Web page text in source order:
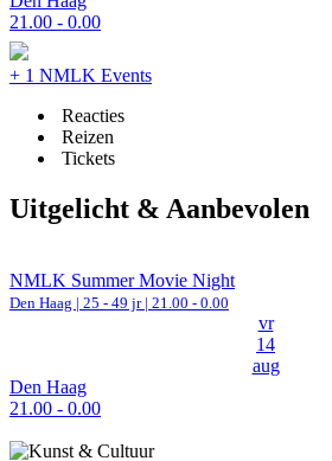
21.00 - 0.00
+ 1 NMLK Events
Reacties
Reizen
Tickets
Uitgelicht & Aanbevolen
NMLK Summer Movie Night
Den Haag | 25 - 49 jr | 21.00 - 0.00
vr
14
aug
Den Haag
21.00 - 0.00